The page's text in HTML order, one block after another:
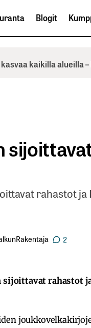
Blogit
kaikilla alueilla
rahastot ja
2
rahastot